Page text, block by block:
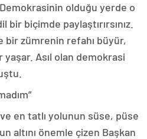
olduğu yerde o
biçimde paylaştırırsınız.
bir zümrenin refahı büyür,
Asıl olan demokrasi
en tatlı yolunun süse, püse
altını önemle çizen Başkan